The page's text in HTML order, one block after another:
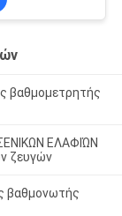
βαθμομετρητής
ΕΛΑΦΙΏΝ
ζευγών
βαθμονωτής